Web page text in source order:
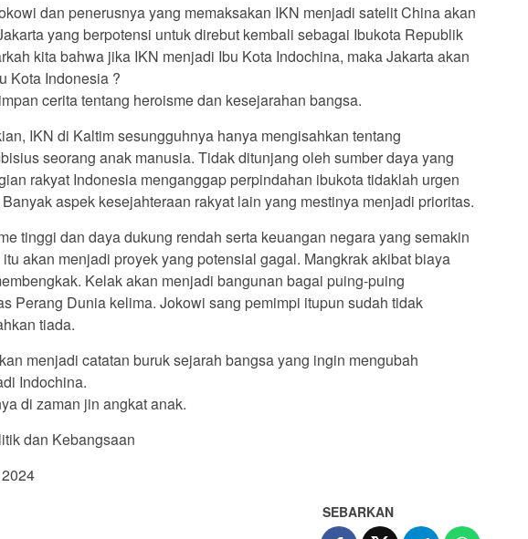
dan penerusnya yang memaksakan IKN menjadi satelit China akan
yang berpotensi untuk direbut kembali sebagai Ibukota Republik
kita bahwa jika IKN menjadi Ibu Kota Indochina, maka Jakarta akan
Kota Indonesia ?
cerita tentang heroisme dan kesejarahan bangsa.
IKN di Kaltim sesungguhnya hanya mengisahkan tentang
seorang anak manusia. Tidak ditunjang oleh sumber daya yang
rakyat Indonesia menganggap perpindahan ibukota tidaklah urgen
aspek kesejahteraan rakyat lain yang mestinya menjadi prioritas.
tinggi dan daya dukung rendah serta keuangan negara yang semakin
akan menjadi proyek yang potensial gagal. Mangkrak akibat biaya
Kelak akan menjadi bangunan bagai puing-puing
Perang Dunia kelima. Jokowi sang pemimpi itupun sudah tidak
tiada.
menjadi catatan buruk sejarah bangsa yang ingin mengubah
Indochina.
di zaman jin angkat anak.
dan Kebangsaan
SEBARKAN